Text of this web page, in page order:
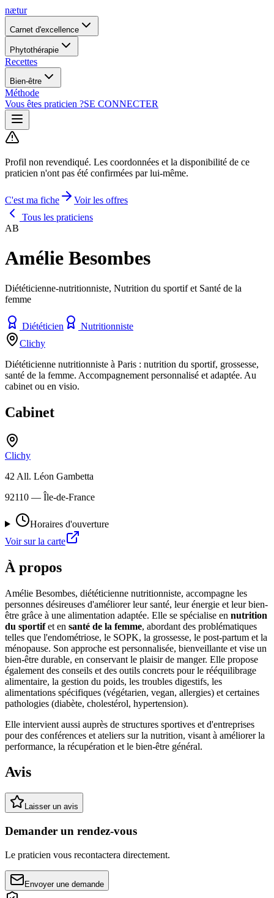
nætur
Carnet d'excellence
Phytothérapie
Recettes
Bien-être
Méthode
Vous êtes praticien ?SE CONNECTER
Profil non revendiqué. Les coordonnées et la disponibilité de ce
praticien n'ont pas été confirmées par lui-même.
C'est ma fiche
Voir les offres
Tous les praticiens
AB
Amélie Besombes
Diététicienne-nutritionniste, Nutrition du sportif et Santé de la
femme
Diététicien
Nutritionniste
Clichy
Diététicienne nutritionniste à Paris : nutrition du sportif, grossesse,
santé de la femme. Accompagnement personnalisé et adaptée. Au
cabinet ou en visio.
Cabinet
Clichy
42 All. Léon Gambetta
92110 — Île-de-France
Horaires d'ouverture
Voir sur la carte
À propos
Amélie Besombes, diététicienne nutritionniste, accompagne les
personnes désireuses d'améliorer leur santé, leur énergie et leur bien-
être grâce à une alimentation adaptée. Elle se spécialise en nutrition
du sportifet en santé de la femme, abordant des problématiques
telles que l'endométriose, le SOPK, la grossesse, le post-partum et la
ménopause. Son approche est personnalisée, bienveillante et vise un
bien-être durable, en conservant le plaisir de manger. Elle propose
également des conseils et des outils concrets pour le rééquilibrage
alimentaire, la gestion du poids, les troubles digestifs, les
alimentations spécifiques (végétarien, vegan, allergies) et certaines
pathologies (diabète, cholestérol, hypertension).
Elle intervient aussi auprès de structures sportives et d'entreprises
pour des conférences et ateliers sur la nutrition, visant à améliorer la
performance, la récupération et le bien-être général.
Avis
Laisser un avis
Demander un rendez-vous
Le praticien vous recontactera directement.
Envoyer une demande